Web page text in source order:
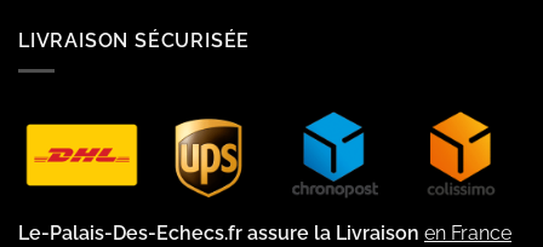
LIVRAISON SÉCURISÉE
Le-Palais-Des-Echecs.fr assure la Livraison en France